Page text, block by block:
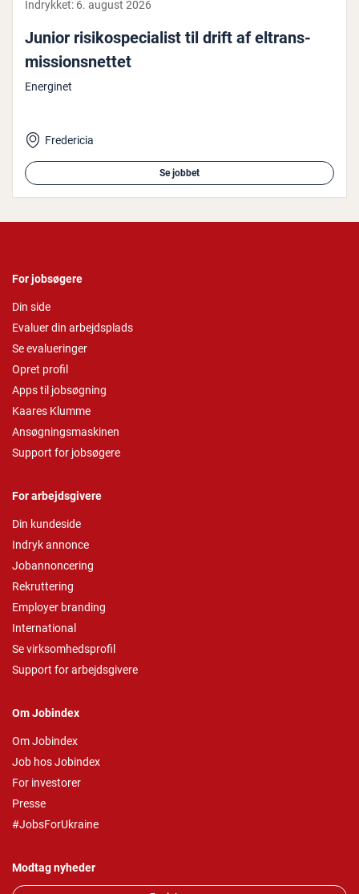
Indrykket: 6. august 2026
Junior ri­si­ko­spe­ci­a­list til drift af el­trans­
mis­sions­net­tet
Energinet
Fredericia
Se jobbet
For jobsøgere
Din side
Evaluer din arbejdsplads
Se evalueringer
Opret profil
Apps til jobsøgning
Kaares Klumme
Ansøgningsmaskinen
Support for jobsøgere
For arbejdsgivere
Din kundeside
Indryk annonce
Jobannoncering
Rekruttering
Employer branding
International
Se virksomhedsprofil
Support for arbejdsgivere
Om Jobindex
Om Jobindex
Job hos Jobindex
For investorer
Presse
#JobsForUkraine
Modtag nyheder